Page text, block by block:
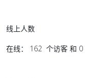
线上人数
在线： 162 个访客 和 0